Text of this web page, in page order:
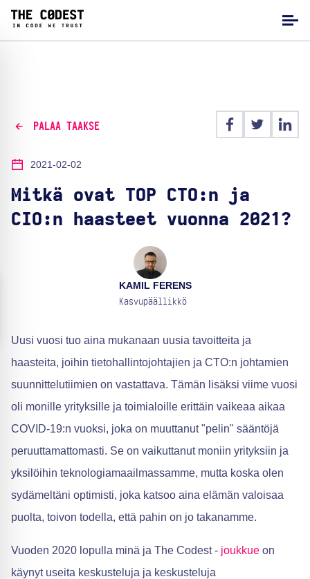
PALAA TAAKSE
2021-02-02
Mitkä ovat TOP CTO:n ja
CIO:n haasteet vuonna 2021?
KAMIL FERENS
Kasvupäällikkö
Uusi vuosi tuo aina mukanaan uusia tavoitteita ja
haasteita, joihin tietohallintojohtajien ja CTO:n johtamien
suunnittelutiimien on vastattava. Tämän lisäksi viime vuosi
oli monille yrityksille ja toimialoille erittäin vaikeaa aikaa
COVID-19:n vuoksi, joka on muuttanut "pelin" sääntöjä
peruuttamattomasti. Se on vaikuttanut moniin yrityksiin ja
yksilöihin teknologiamaailmassamme, mutta koska olen
sydämeltäni optimisti, joka katsoo aina elämän valoisaa
puolta, toivon todella, että pahin on jo takanamme.
Vuoden 2020 lopulla minä ja The Codest - joukkue on
käynyt useita keskusteluja ja keskusteluja